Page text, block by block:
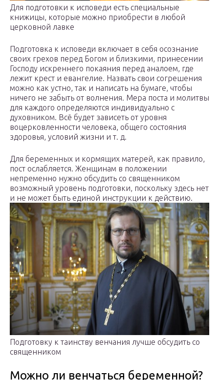
Для подготовки к исповеди есть специальные
книжицы, которые можно приобрести в любой
церковной лавке
Подготовка к исповеди включает в себя осознание
своих грехов перед Богом и близкими, принесении
Господу искреннего покаяния перед аналоем, где
лежит крест и евангелие. Назвать свои согрешения
можно как устно, так и написать на бумаге, чтобы
ничего не забыть от волнения. Мера поста и молитвы
для каждого определяются индивидуально с
духовником. Всё будет зависеть от уровня
воцерковленности человека, общего состояния
здоровья, условий жизни и т. д.
Для беременных и кормящих матерей, как правило,
пост ослабляется. Женщинам в положении
непременно нужно обсудить со священником
возможный уровень подготовки, поскольку здесь нет
и не может быть единой инструкции к действию.
Подготовку к таинству венчания лучше обсудить со
священником
Можно ли венчаться беременной?